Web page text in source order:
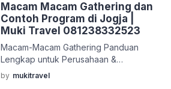
Macam Macam Gathering dan
Contoh Program di Jogja |
Muki Travel 081238332523
Macam-Macam Gathering Panduan
Lengkap untuk Perusahaan &
Komunitas Gathering bukan sekadar
“jalan-jalan bareng”. Untuk banyak
by mukitravel